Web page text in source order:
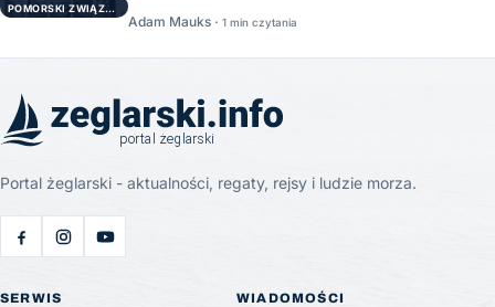
POMORSKI ZWIĄZEK ŻEGLARSKI
Adam Mauks · 1 min czytania
Portal żeglarski - aktualności, regaty, rejsy i ludzie morza.
SERWIS WIADOMOŚCI